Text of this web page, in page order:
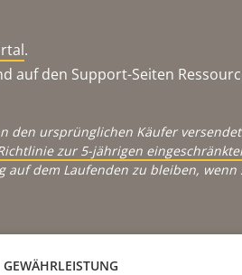
.
auf den Support-Seiten
den ursprünglichen Käufer
zur 5-jährigen
dem Laufenden zu bleiben, wenn
GEWÄHRLEISTUNG